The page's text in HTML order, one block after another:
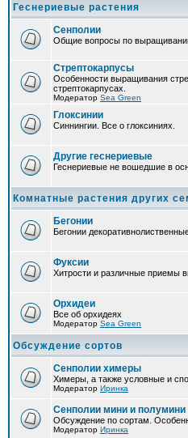
Геснериевые растения
Сенполии
Общие вопросы по
Стрептокарпусы
Особенности выращивания
стрептокарпусах.
Модератор Sea Green
Глоксинии
Синнингии. Все о глоксиниях.
Другие геснериевые
Геснериевые не вошедшие в
Комнатные растения других
Бегонии
Бегонии
Фуксии
Хитрости и различные приемы
Орхидеи
Все об орхидеях
Модератор Sea Green
Обсуждение сортов
Сенполии химеры
Химеры, а также условные и
Модератор Иринка
Сенполии мини и полумини
Обсуждение по сортам.
Модератор Иринка